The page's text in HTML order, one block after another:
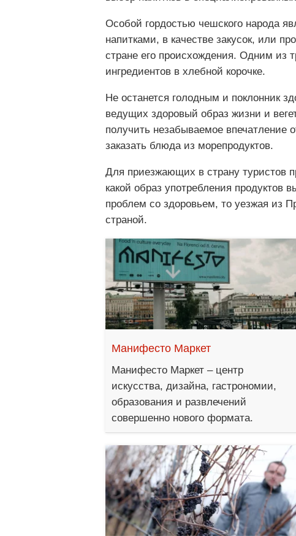
Особой гордостью чешского народа
напитками, в качестве закусок, или
стране его происхождения. Одним из
ингредиентов в хлебной корочке.
Не останется голодным и поклонник
ведущих здоровый образ жизни и
получить незабываемое впечатление
заказать блюда из морепродуктов.
Для приезжающих в страну туристов
какой образ употребления
проблем со здоровьем, то уезжая из
страной.
Манифесто Маркет
Манифесто Маркет ‒ центр
искусства, дизайна, гастрономии,
образования и развлечений
совершенно нового формата.